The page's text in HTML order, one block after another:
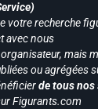
votre recherche
avec nous
mais
ou agrégées
de tous nos
Figurants.com